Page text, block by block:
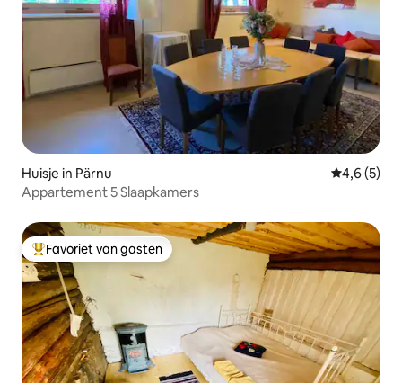
Huisje in Pärnu
4,6 (5)
Appartement 5 Slaapkamers
Topfavoriet van gasten
Favoriet van gasten